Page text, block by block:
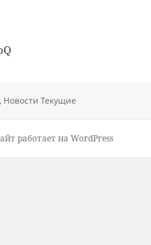
, Новости Текущие
работает на WordPress